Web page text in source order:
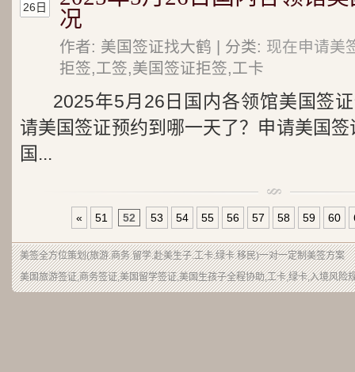
26日
况
作者: 美国签证找大鹤 | 分类: 现在申请美
拒签,工签,美国签证拒签,工卡
2025年5月26日国内各领馆美国签
请美国签证预约到哪一天了？申请美国
国...
« 51 52 53 54 55 56 57 58 59 60
美签全方位策划(旅游.商务.留学.赴美生子.工卡.绿卡.移民)一对一定制美签方案
美国旅游签证,商务签证,美国留学签证,美国生孩子全程协助,工卡,绿卡,入境风险